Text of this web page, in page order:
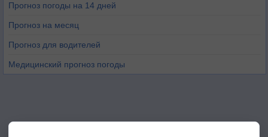
Прогноз погоды на 14 дней
Прогноз на месяц
Прогноз для водителей
Медицинский прогноз погоды